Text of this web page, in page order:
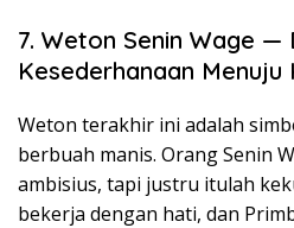
7. Weton Senin Wage —
Kesederhanaan Menuju
Weton terakhir ini adalah
berbuah manis. Orang Senin
ambisius, tapi justru itulah
bekerja dengan hati, dan